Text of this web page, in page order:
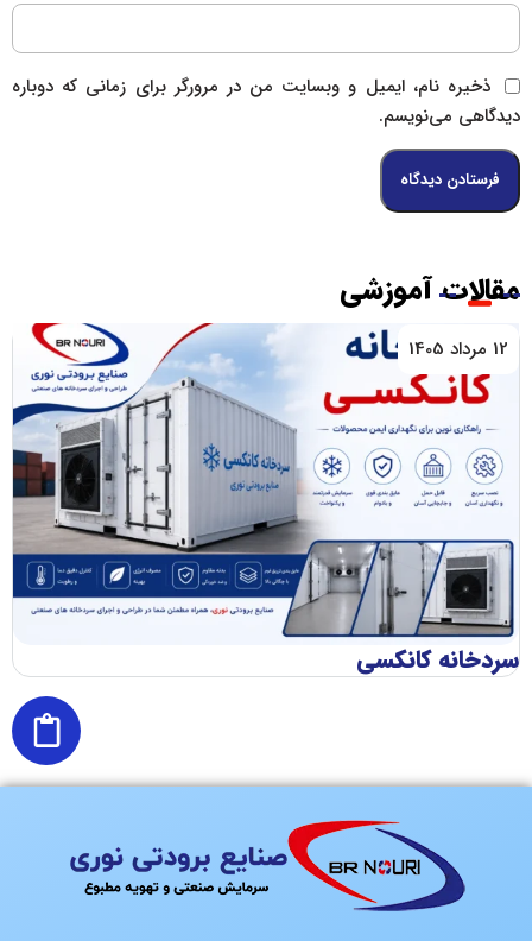
ذخیره نام، ایمیل و وبسایت من در مرورگر برای زمانی که دوباره
دیدگاهی می‌نویسم.
مقالات آموزشی
12 مرداد 1405
سردخانه کانکسی